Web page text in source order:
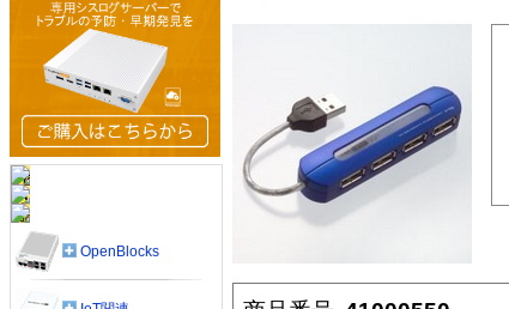
OpenBlocks